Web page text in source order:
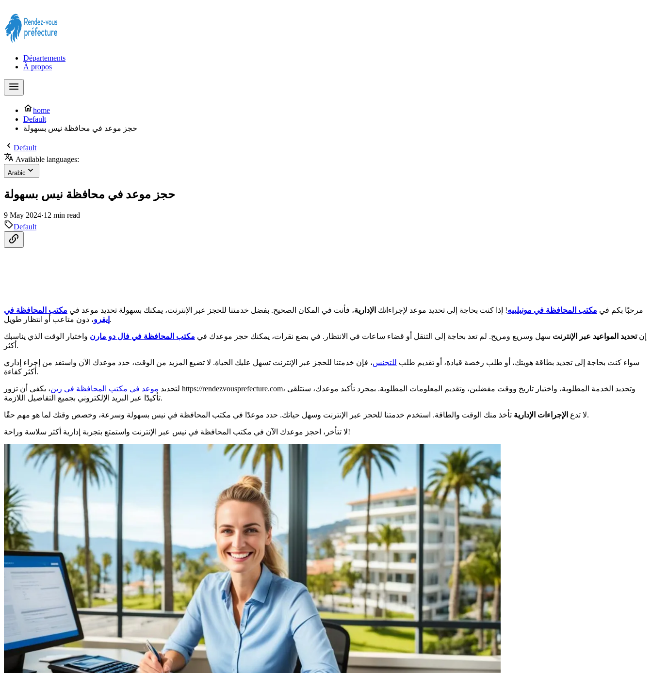
Départements
À propos
home
Default
حجز موعد في محافظة نيس بسهولة
Default
Available languages:
Arabic
حجز موعد في محافظة نيس بسهولة
9 May 2024·12 min read
Default
مرحبًا بكم في مكتب المحافظة في مونبلييه! إذا كنت بحاجة إلى تحديد موعد لإجراءاتك الإدارية، فأنت في المكان الصحيح. بفضل خدمتنا للحجز عبر الإنترنت، يمكنك بسهولة تحديد موعد في مكتب المحافظة في
إيفرو ، دون متاعب أو انتظار طويل.
إنتحديد المواعيد عبر الإنترنت سهل وسريع ومريح. لم تعد بحاجة إلى التنقل أو قضاء ساعات في الانتظار. في بضع نقرات، يمكنك حجز موعدك في مكتب المحافظة في فال دو مارن واختيار الوقت الذي يناسبك
أكثر.
سواء كنت بحاجة إلى تجديد بطاقة هويتك، أو طلب رخصة قيادة، أو تقديم طلب للتجنس، فإن خدمتنا للحجز عبر الإنترنت تسهل عليك الحياة. لا تضيع المزيد من الوقت، حدد موعدك الآن واستفد من إجراء إداري
أكثر كفاءة.
لتحديد موعد في مكتب المحافظة في رين
https://rendezvousprefecture.com، وتحديد الخدمة المطلوبة، واختيار تاريخ ووقت مفضلين، وتقديم المعلومات المطلوبة. بمجرد تأكيد موعدك، ستتلقى
تأكيدًا عبر البريد الإلكتروني بجميع التفاصيل اللازمة.
لا تدع الإجراءات الإدارية تأخذ منك الوقت والطاقة. استخدم خدمتنا للحجز عبر الإنترنت وسهل حياتك. حدد موعدًا في مكتب المحافظة في نيس بسهولة وسرعة، وخصص وقتك لما هو مهم حقًا.
لا تتأخر، احجز موعدك الآن في مكتب المحافظة في نيس عبر الإنترنت واستمتع بتجربة إدارية أكثر سلاسة وراحة!